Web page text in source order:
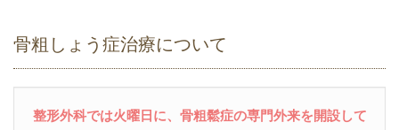
骨粗しょう症治療について
整形外科では火曜日に、骨粗鬆症の専門外来を開設して